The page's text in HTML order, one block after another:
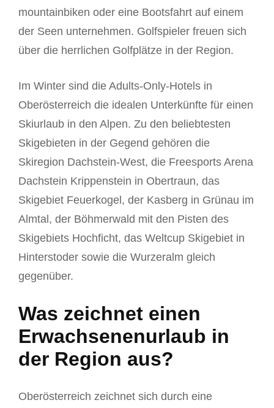
mountainbiken oder eine Bootsfahrt auf einem
der Seen unternehmen. Golfspieler freuen sich
über die herrlichen Golfplätze in der Region.
Im Winter sind die Adults-Only-Hotels in
Oberösterreich die idealen Unterkünfte für einen
Skiurlaub in den Alpen. Zu den beliebtesten
Skigebieten in der Gegend gehören die
Skiregion Dachstein-West, die Freesports Arena
Dachstein Krippenstein in Obertraun, das
Skigebiet Feuerkogel, der Kasberg in Grünau im
Almtal, der Böhmerwald mit den Pisten des
Skigebiets Hochficht, das Weltcup Skigebiet in
Hinterstoder sowie die Wurzeralm gleich
gegenüber.
Was zeichnet einen
Erwachsenenurlaub in
der Region aus?
Oberösterreich zeichnet sich durch eine